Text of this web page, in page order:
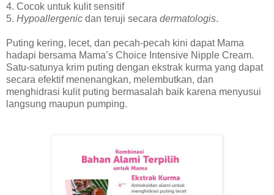
4. Cocok untuk kulit sensitif
5. Hypoallergenic dan teruji secara dermatologis.
Puting kering, lecet, dan pecah-pecah kini dapat Mama
hadapi bersama Mama’s Choice Intensive Nipple Cream.
Satu-satunya krim puting dengan ekstrak kurma yang dapat
secara efektif menenangkan, melembutkan, dan
menghidrasi kulit puting bermasalah baik karena menyusui
langsung maupun pumping.